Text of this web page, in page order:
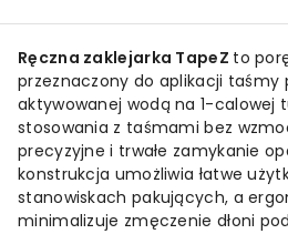
Ręczna zaklejarka TapeZ to
przeznaczony do aplikacji taśmy
aktywowanej wodą na 1-calowej
stosowania z taśmami bez
precyzyjne i trwałe zamykanie
konstrukcja umożliwia łatwe
stanowiskach pakujących, a
minimalizuje zmęczenie dłoni